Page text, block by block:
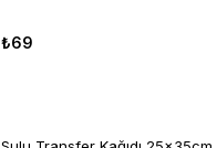
₺69